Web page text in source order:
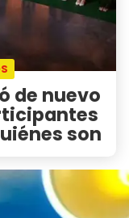
de nuevo
son